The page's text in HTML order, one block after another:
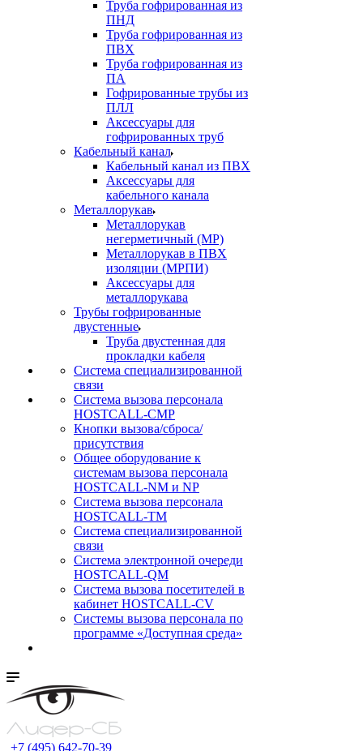
Труба гофрированная из
ПНД
Труба гофрированная из
ПВХ
Труба гофрированная из
ПА
Гофрированные трубы из
ПЛЛ
Аксессуары для
гофрированных труб
Кабельный канал
Кабельный канал из ПВХ
Аксессуары для
кабельного канала
Металлорукав
Металлорукав
негерметичный (МР)
Металлорукав в ПВХ
изоляции (МРПИ)
Аксессуары для
металлорукава
Трубы гофрированные
двустенные
Труба двустенная для
прокладки кабеля
Система специализированной
связи
Cистема вызова персонала
HOSTCALL-CMP
Кнопки вызова/сброса/
присутствия
Общее оборудование к
системам вызова персонала
HOSTCALL-NM и NP
Система вызова персонала
HOSTCALL-TM
Система специализированной
связи
Система электронной очереди
HOSTCALL-QM
Cистема вызова посетителей в
кабинет HOSTCALL-CV
Системы вызова персонала по
программе «Доступная среда»
+7 (495) 642-70-39